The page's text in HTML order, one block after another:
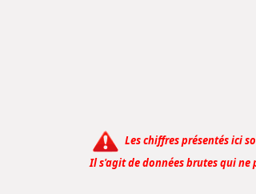
Les chiffres présentés ici
Il s'agit de données brutes qui